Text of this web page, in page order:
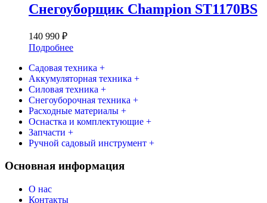
Снегоуборщик Champion ST1170BS
140 990 ₽
Подробнее
Садовая техника +
Аккумуляторная техника +
Силовая техника +
Снегоуборочная техника +
Расходные материалы +
Оснастка и комплектующие +
Запчасти +
Ручной садовый инструмент +
Основная информация
О нас
Контакты